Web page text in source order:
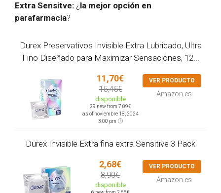
Extra Sensitve: ¿ la mejor opción en
parafarmacia?
Durex Preservativos Invisible Extra Lubricado, Ultra
Fino Diseñado para Maximizar Sensaciones, 12...
11,70€
15,45€
disponible
29 new from 7,09€
as of noviembre 18, 2024
3:00 pm
VER PRODUCTO
Amazon.es
Durex Invisible Extra fina extra Sensitive 3 Pack
2,68€
8,90€
disponible
VER PRODUCTO
Amazon.es